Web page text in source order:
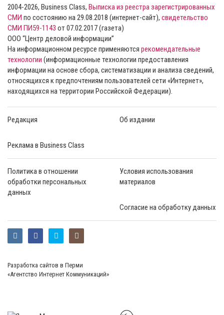
2004-2026, Business Class, Выписка из реестра зарегистрированных
СМИ по состоянию на 29.08.2018 (интернет-сайт), свидетельство
СМИ ПИ59-1143 от 07.02.2017 (газета)
ООО “Центр деловой информации”
На информационном ресурсе применяются рекомендательные
технологии (информационные технологии предоставления
информации на основе сбора, систематизации и анализа сведений,
относящихся к предпочтениям пользователей сети «Интернет»,
находящихся на территории Российской Федерации).
Редакция Об издании
Реклама в Business Class
Политика в отношении
обработки персональных
данных
Условия использования
материалов
Согласие на обработку данных
Разработка сайтов в Перми
«Агентство Интернет Коммуникаций»